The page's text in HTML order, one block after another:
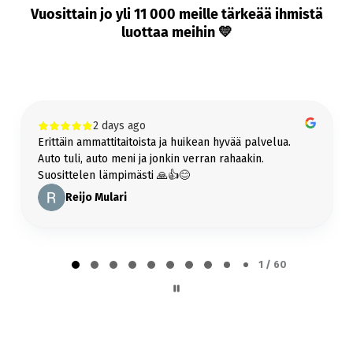
Bilar-Kotiintoimitus
Tarjoamme ilmaisen kotiintoimituksen kaikkiin yli 6000€ hintaisiin autoihin
koko Suomeen!
Vetokoukku jälkiasennettuna samaan pakettiin helposti ja vaivattomasti!
Lue lisää vetokoukusta
Vuosittain jo yli 11 000 meille tärkeää ihmistä
luottaa meihin 💛
2 days ago
Erittäin ammattitaitoista ja huikean hyvää palvelua.
Auto tuli, auto meni ja jonkin verran rahaakin.
Suosittelen lämpimästi 🙏👍😊
Reijo Mulari
1 / 60